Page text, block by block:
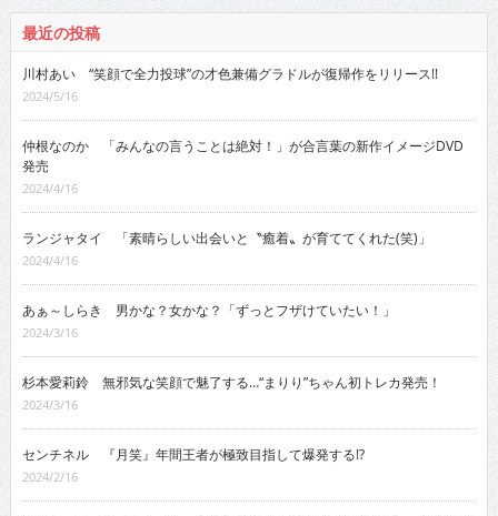
最近の投稿
川村あい “笑顔で全力投球”の才色兼備グラドルが復帰作をリリース!!
2024/5/16
仲根なのか 「みんなの言うことは絶対！」が合言葉の新作イメージDVD
発売
2024/4/16
ランジャタイ 「素晴らしい出会いと〝癒着〟が育ててくれた(笑)」
2024/4/16
あぁ～しらき 男かな？女かな？「ずっとフザけていたい！」
2024/3/16
杉本愛莉鈴 無邪気な笑顔で魅了する…“まりり”ちゃん初トレカ発売！
2024/3/16
センチネル 『月笑』年間王者が極致目指して爆発する!?
2024/2/16